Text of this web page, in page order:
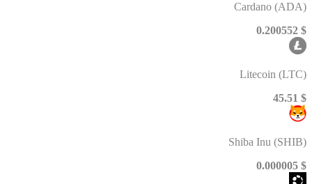
Cardano (ADA)
$ 0.200552
Litecoin (LTC)
$ 45.51
Shiba Inu (SHIB)
$ 0.000005